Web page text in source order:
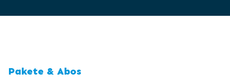
Pakete & Abos